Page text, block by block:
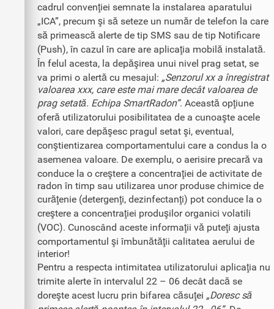
cadrul convenţiei semnate la instalarea aparatului
„ICA”, precum şi să seteze un număr de telefon la care
să primească alerte de tip SMS sau de tip Notificare
(Push), în cazul în care are aplicaţia mobilă instalată.
În felul acesta, la depăşirea unui nivel prag setat, se
va primi o alertă cu mesajul: „Senzorul xx a înregistrat
valoarea xxx, care este mai mare decât valoarea de
prag setată. Echipa SmartRadon”. Această opţiune
oferă utilizatorului posibilitatea de a cunoaşte acele
valori, care depăşesc pragul setat şi, eventual,
conştientizarea comportamentului care a condus la o
asemenea valoare. De exemplu, o aerisire precară va
conduce la o creştere a concentraţiei de activitate de
radon în timp sau utilizarea unor produse chimice de
curăţenie (detergenţi, dezinfectanţi) pot conduce la o
creştere a concentraţiei produşilor organici volatili
(VOC). Cunoscând aceste informaţii vă puteţi ajusta
comportamentul şi îmbunătăţii calitatea aerului de
interior!
Pentru a respecta intimitatea utilizatorului aplicaţia nu
trimite alerte în intervalul 22 – 06 decât dacă se
doreşte acest lucru prin bifarea căsuţei „Doresc să